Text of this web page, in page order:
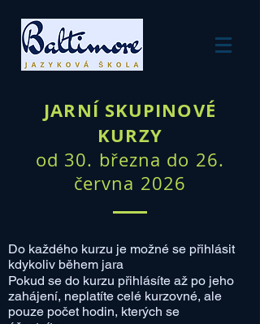
JARNÍ SKUPINOVÉ
KURZY
od 30. března do 26.
června 2026
​Do každého kurzu je možné se přihlásit
kdykoliv během jara
Pokud se do kurzu přihlásíte až po jeho
zahájení, neplatíte celé kurzovné, ale
pouze počet hodin, kterých se